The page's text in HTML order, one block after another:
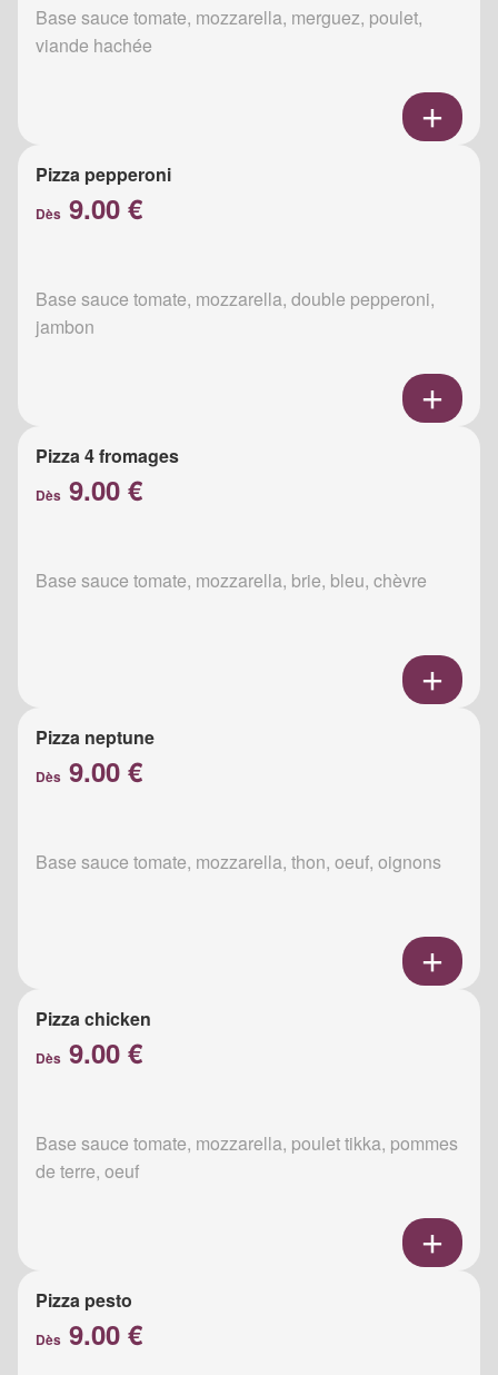
Base sauce tomate, mozzarella, merguez, poulet,
viande hachée
Pizza pepperoni
Dès 9.00 €
Base sauce tomate, mozzarella, double pepperoni,
jambon
Pizza 4 fromages
Dès 9.00 €
Base sauce tomate, mozzarella, brie, bleu, chèvre
Pizza neptune
Dès 9.00 €
Base sauce tomate, mozzarella, thon, oeuf, oignons
Pizza chicken
Dès 9.00 €
Base sauce tomate, mozzarella, poulet tikka, pommes
de terre, oeuf
Pizza pesto
Dès 9.00 €